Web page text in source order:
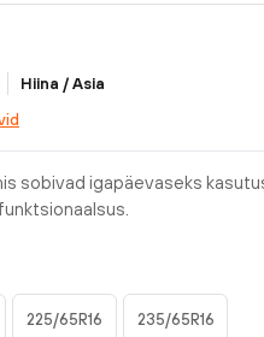
Hiina / Asia
sobivad igapäevaseks
225/65R16 235/65R16